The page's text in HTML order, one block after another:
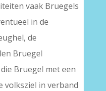
vaak Bruegels
in de
de
Bruegel
Bruegel met een
volksziel in verband